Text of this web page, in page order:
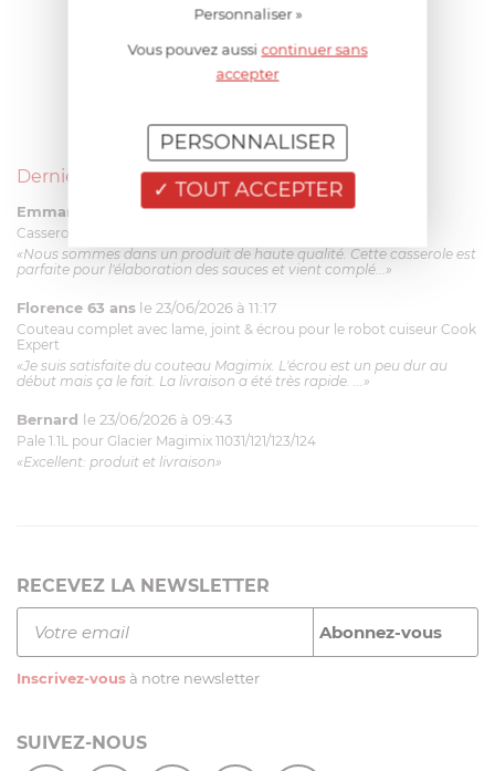
Derniers avis produits
Emmanuel 56 ansle 23/06/2026 à 12:04
Casserole mini 9 cm Castelpro 5 ply poignée fixe
«Nous sommes dans un produit de haute qualité. Cette casserole est
parfaite pour l'élaboration des sauces et vient complé...»
Florence 63 ans le 23/06/2026 à 11:17
Couteau complet avec lame, joint & écrou pour le robot cuiseur Cook
Expert
«Je suis satisfaite du couteau Magimix. L'écrou est un peu dur au
début mais ça le fait. La livraison a été très rapide. ...»
Bernard le 23/06/2026 à 09:43
Pale 1.1L pour Glacier Magimix 11031/121/123/124
«Excellent: produit et livraison»
RECEVEZ LA NEWSLETTER
Inscrivez-vous à notre newsletter
SUIVEZ-NOUS
Personnaliser »
Vous pouvez aussicontinuer sans
accepter
TOUT ACCEPTER
PERSONNALISER